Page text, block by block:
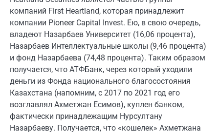
компаний First Heartland, которая принадлежит
компании Pioneer Capital Invest. Ею, в свою очередь,
владеют Назарбаев Университет (16,06 процента),
Назарбаев Интеллектуальные школы (9,46 процента)
и фонд Назарбаева (74,48 процента). Таким образом
получается, что АТФБанк, через который уходили
деньги из Фонда национального благосостояния
Казахстана (напомним, с 2017 по 2021 год его
возглавлял Ахметжан Есимов), куплен банком,
фактически принадлежащим Нурсултану
Назарбаеву. Получается, что «кошелек» Ахметжана